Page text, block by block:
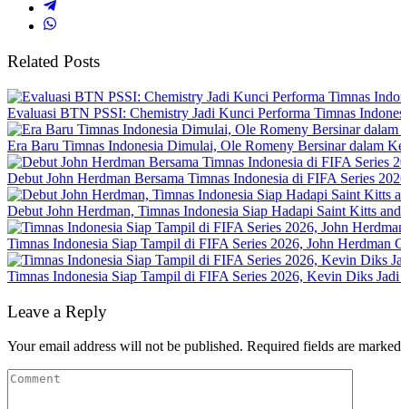
Related Posts
Evaluasi BTN PSSI: Chemistry Jadi Kunci Performa Timnas
Era Baru Timnas Indonesia Dimulai, Ole Romeny Bersinar dalam
Debut John Herdman Bersama Timnas Indonesia di FIFA Series
Debut John Herdman, Timnas Indonesia Siap Hadapi Saint Kitts
Timnas Indonesia Siap Tampil di FIFA Series 2026, John Herdman
Timnas Indonesia Siap Tampil di FIFA Series 2026, Kevin Diks
Leave a Reply
Your email address will not be published. Required fields are marked